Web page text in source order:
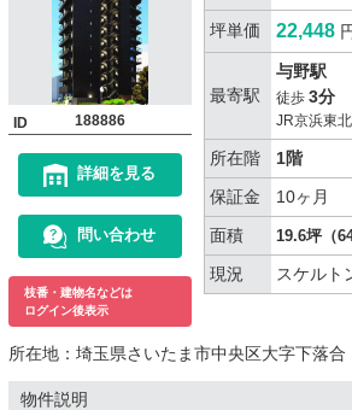
ID 188886
詳細を見る
問い合わせ
枝番・建物名などは
ログイン後表示
坪単価 22,448
最寄駅
与野駅
徒歩 3分
JR京浜東
所在階
1階
保証金
10ヶ月
面積
19.6坪（
現況 スケルト
所在地： 埼玉県さいたま市中央区大字下落合
物件説明